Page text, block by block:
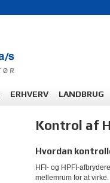
ERHVERV LANDBRUG
Kontrol af
Hvordan
HFI- og HPFI-
mellemrum for at